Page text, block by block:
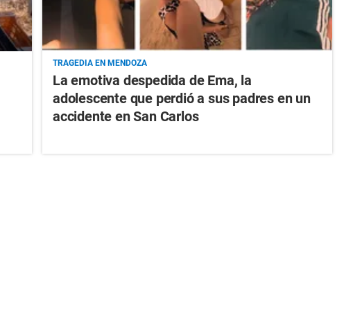
TRAGEDIA EN MENDOZA
La emotiva despedida de Ema, la
adolescente que perdió a sus padres en un
accidente en San Carlos